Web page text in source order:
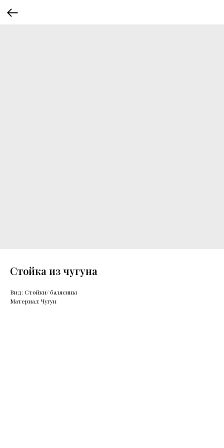
Стойка из чугуна
Вид: Стойки/ балясины
Материал: Чугун